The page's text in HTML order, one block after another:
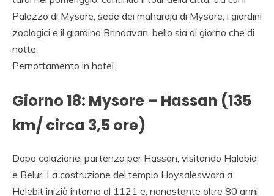
Palazzo di Mysore, sede dei maharaja di Mysore, i giardini
zoologici e il giardino Brindavan, bello sia di giorno che di
notte.
Pernottamento in hotel.
Giorno 18: Mysore – Hassan (135
km/ circa 3,5 ore)
Dopo colazione, partenza per Hassan, visitando Halebid
e Belur. La costruzione del tempio Hoysaleswara a
Helebit iniziò intorno al 1121 e, nonostante oltre 80 anni